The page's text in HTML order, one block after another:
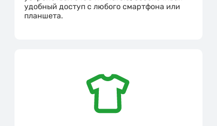
удобный доступ с любого смартфона или
планшета.